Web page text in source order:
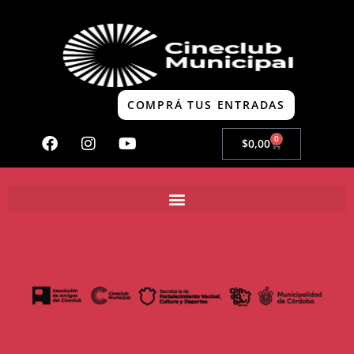
COMPRÁ TUS ENTRADAS
$0,00 0